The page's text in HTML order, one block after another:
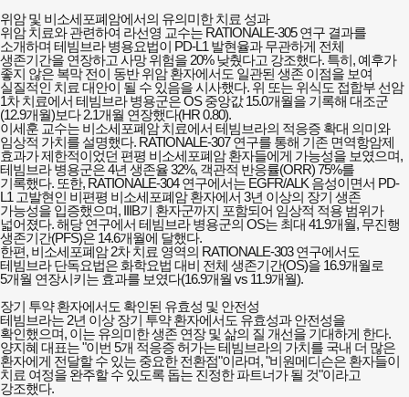
위암 및 비소세포폐암에서의 유의미한 치료 성과
위암 치료와 관련하여 라선영 교수는 RATIONALE-305 연구 결과를
소개하며 테빔브라 병용요법이 PD-L1 발현율과 무관하게 전체
생존기간을 연장하고 사망 위험을 20% 낮췄다고 강조했다. 특히, 예후가
좋지 않은 복막 전이 동반 위암 환자에서도 일관된 생존 이점을 보여
실질적인 치료 대안이 될 수 있음을 시사했다. 위 또는 위식도 접합부 선암
1차 치료에서 테빔브라 병용군은 OS 중앙값 15.0개월을 기록해 대조군
(12.9개월)보다 2.1개월 연장했다(HR 0.80).
이세훈 교수는 비소세포폐암 치료에서 테빔브라의 적응증 확대 의미와
임상적 가치를 설명했다. RATIONALE-307 연구를 통해 기존 면역항암제
효과가 제한적이었던 편평 비소세포폐암 환자들에게 가능성을 보였으며,
테빔브라 병용군은 4년 생존율 32%, 객관적 반응률(ORR) 75%를
기록했다. 또한, RATIONALE-304 연구에서는 EGFR/ALK 음성이면서 PD-
L1 고발현인 비편평 비소세포폐암 환자에서 3년 이상의 장기 생존
가능성을 입증했으며, IIIB기 환자군까지 포함되어 임상적 적용 범위가
넓어졌다. 해당 연구에서 테빔브라 병용군의 OS는 최대 41.9개월, 무진행
생존기간(PFS)은 14.6개월에 달했다.
한편, 비소세포폐암 2차 치료 영역의 RATIONALE-303 연구에서도
테빔브라 단독요법은 화학요법 대비 전체 생존기간(OS)을 16.9개월로
5개월 연장시키는 효과를 보였다(16.9개월 vs 11.9개월).
장기 투약 환자에서도 확인된 유효성 및 안전성
테빔브라는 2년 이상 장기 투약 환자에서도 유효성과 안전성을
확인했으며, 이는 유의미한 생존 연장 및 삶의 질 개선을 기대하게 한다.
양지혜 대표는 "이번 5개 적응증 허가는 테빔브라의 가치를 국내 더 많은
환자에게 전달할 수 있는 중요한 전환점"이라며, "비원메디슨은 환자들이
치료 여정을 완주할 수 있도록 돕는 진정한 파트너가 될 것"이라고
강조했다.